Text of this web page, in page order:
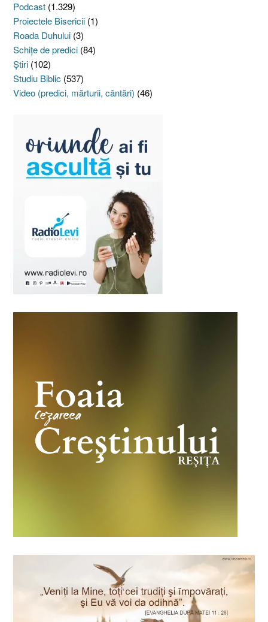
Podcast (1.329)
Proiectele Bisericii (1)
Roada Duhului (3)
Schiţe de predici (84)
Ştiri (102)
Studiu Biblic (537)
Video (predici, mărturii, cântări) (46)